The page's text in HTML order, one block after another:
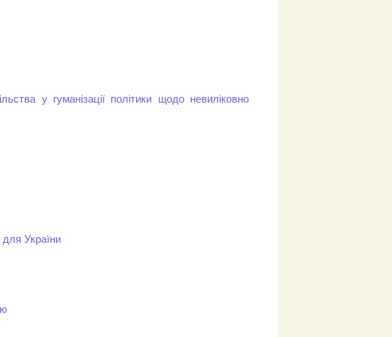
у гуманізації політики щодо невиліковно
України